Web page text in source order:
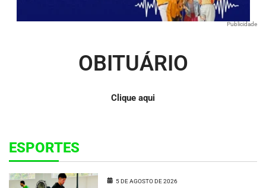
Publicidade
OBITUÁRIO
Clique aqui
ESPORTES
5 DE AGOSTO DE 2026